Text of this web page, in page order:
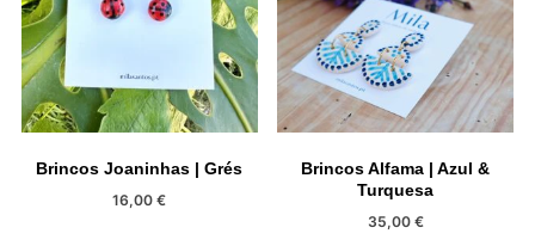
Brincos Joaninhas | Grés
16,00€
Brincos Alfama | Azul &
Turquesa
35,00 €